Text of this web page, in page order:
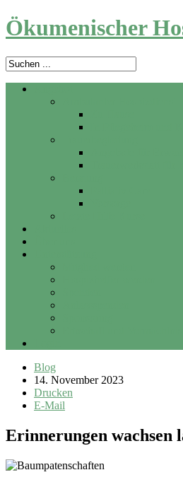
Ökumenischer
Blog
14. November 2023
Drucken
E-Mail
Erinnerungen wachsen